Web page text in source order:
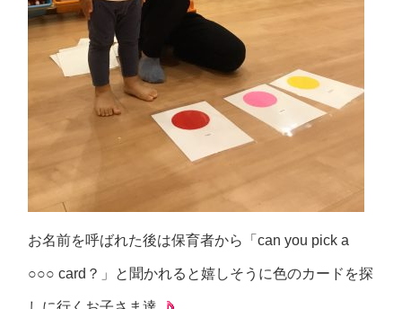
お名前を呼ばれた後は保育者から「can you pick a
○○○ card？」と聞かれると嬉しそうに色のカードを探